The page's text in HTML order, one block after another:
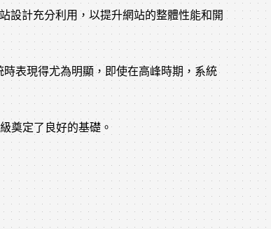
設計充分利用，以提升網站的整體性能和開
表現得尤為明顯，即使在高峰時期，系統
奠定了良好的基礎。